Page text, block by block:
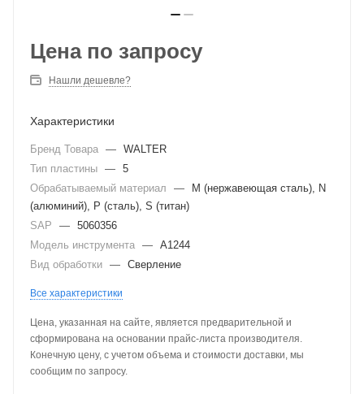
Цена по запросу
Нашли дешевле?
Характеристики
Бренд Товара — WALTER
Тип пластины — 5
Обрабатываемый материал
—
M (нержавеющая сталь), N
(алюминий), P (сталь), S (титан)
SAP
— 5060356
Модель инструмента — A1244
Вид обработки — Сверление
Все характеристики
Цена, указанная на сайте, является предварительной и
сформирована на основании прайс-листа производителя.
Конечную цену, с учетом объема и стоимости доставки, мы
сообщим по запросу.